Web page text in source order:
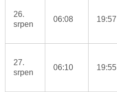
26.
srpen
06:08 19:57
27.
srpen
06:10 19:55